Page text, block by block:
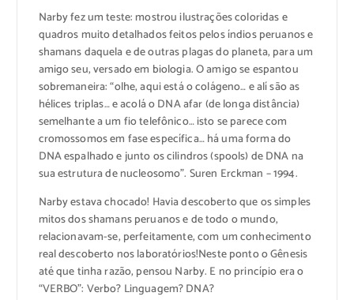
Narby fez um teste: mostrou ilustrações coloridas e
quadros muito detalhados feitos pelos índios peruanos e
shamans daquela e de outras plagas do planeta, para um
amigo seu, versado em biologia. O amigo se espantou
sobremaneira: “olhe, aqui está o colágeno… e alí são as
hélices triplas… e acolá o DNA afar (de longa distância)
semelhante a um fio telefônico… isto se parece com
cromossomos em fase específica… há uma forma do
DNA espalhado e junto os cilindros (spools) de DNA na
sua estrutura de nucleosomo”. Suren Erckman – 1994.
Narby estava chocado! Havia descoberto que os simples
mitos dos shamans peruanos e de todo o mundo,
relacionavam-se, perfeitamente, com um conhecimento
real descoberto nos laboratórios!Neste ponto o Gênesis
até que tinha razão, pensou Narby. E no princípio era o
“VERBO”: Verbo? Linguagem? DNA?